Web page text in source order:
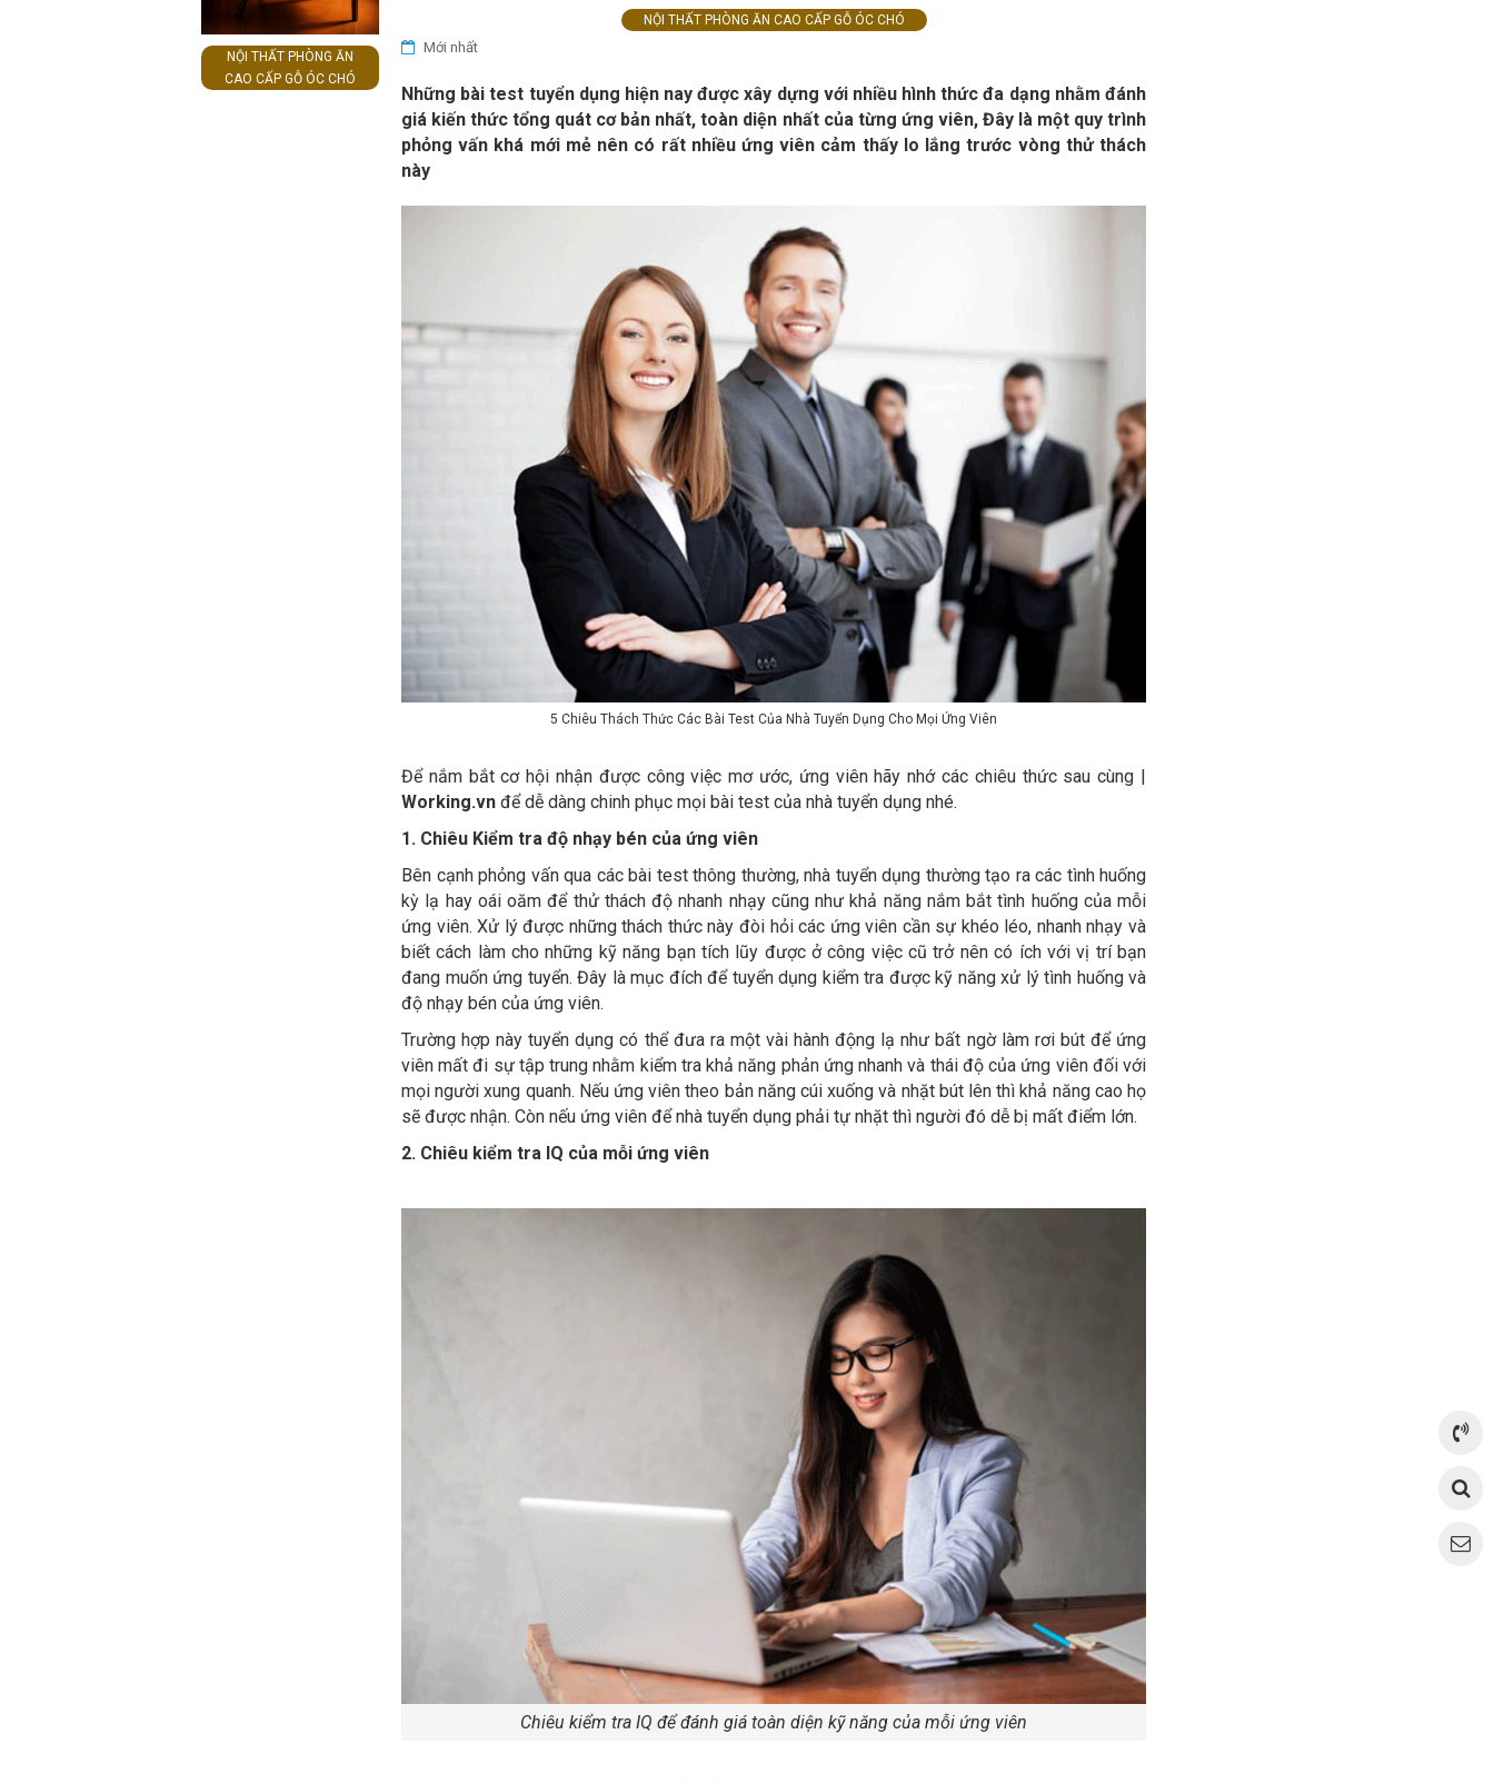
NỘI THẤT PHÒNG ĂN CAO CẤP GỖ ÓC CHÓ
Mới nhất
Những bài test tuyển dụng hiện nay được xây dựng với nhiều hình thức đa dạng nhằm đánh
giá kiến thức tổng quát cơ bản nhất, toàn diện nhất của từng ứng viên, Đây là một quy trình
phỏng vấn khá mới mẻ nên có rất nhiều ứng viên cảm thấy lo lắng trước vòng thử thách
này
5 Chiêu Thách Thức Các Bài Test Của Nhà Tuyển Dụng Cho Mọi Ứng Viên
Để nắm bắt cơ hội nhận được công việc mơ ước, ứng viên hãy nhớ các chiêu thức sau cùng |
Working.vn để dễ dàng chinh phục mọi bài test của nhà tuyển dụng nhé.
1. Chiêu Kiểm tra độ nhạy bén của ứng viên
Bên cạnh phỏng vấn qua các bài test thông thường, nhà tuyển dụng thường tạo ra các tình huống
kỳ lạ hay oái oăm để thử thách độ nhanh nhạy cũng như khả năng nắm bắt tình huống của mỗi
ứng viên. Xử lý được những thách thức này đòi hỏi các ứng viên cần sự khéo léo, nhanh nhạy và
biết cách làm cho những kỹ năng bạn tích lũy được ở công việc cũ trở nên có ích với vị trí bạn
đang muốn ứng tuyển. Đây là mục đích để tuyển dụng kiểm tra được kỹ năng xử lý tình huống và
độ nhạy bén của ứng viên.
Trường hợp này tuyển dụng có thể đưa ra một vài hành động lạ như bất ngờ làm rơi bút để ứng
viên mất đi sự tập trung nhằm kiểm tra khả năng phản ứng nhanh và thái độ của ứng viên đối với
mọi người xung quanh. Nếu ứng viên theo bản năng cúi xuống và nhặt bút lên thì khả năng cao họ
sẽ được nhận. Còn nếu ứng viên để nhà tuyển dụng phải tự nhặt thì người đó dễ bị mất điểm lớn.
2. Chiêu kiểm tra IQ của mỗi ứng viên
Chiêu kiểm tra IQ để đánh giá toàn diện kỹ năng của mỗi ứng viên
NỘI THẤT PHÒNG ĂN
CAO CẤP GỖ ÓC CHÓ